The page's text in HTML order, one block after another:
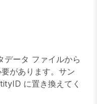
データ ファイルから
があります。サン
に置き換えてく